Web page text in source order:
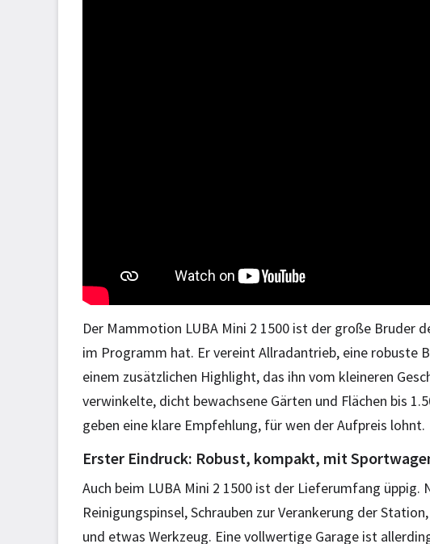
Der Mammotion LUBA Mini 2 1500 ist der große Bruder
im Programm hat. Er vereint Allradantrieb, eine robuste
einem zusätzlichen Highlight, das ihn vom kleineren
verwinkelte, dicht bewachsene Gärten und Flächen bis
geben eine klare Empfehlung, für wen der Aufpreis lohnt.
Erster Eindruck: Robust, kompakt, mit
Auch beim LUBA Mini 2 1500 ist der Lieferumfang
Reinigungspinsel, Schrauben zur Verankerung der
und etwas Werkzeug. Eine vollwertige Garage ist